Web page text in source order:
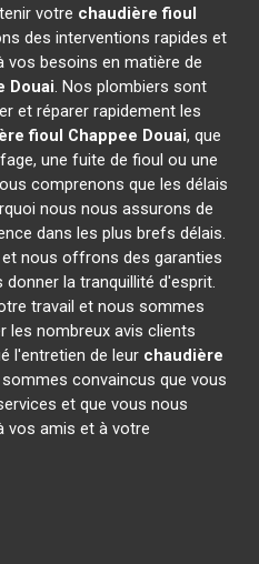
votre chaudière fioul
des interventions rapides et
vos besoins en matière de
Douai. Nos plombiers sont
et réparer rapidement les
fioul Chappee Douai, que
une fuite de fioul ou une
comprenons que les délais
nous nous assurons de
dans les plus brefs délais.
nous offrons des garanties
la tranquillité d'esprit.
travail et nous sommes
les nombreux avis clients
l'entretien de leur chaudière
convaincus que vous
et que vous nous
vos amis et à votre